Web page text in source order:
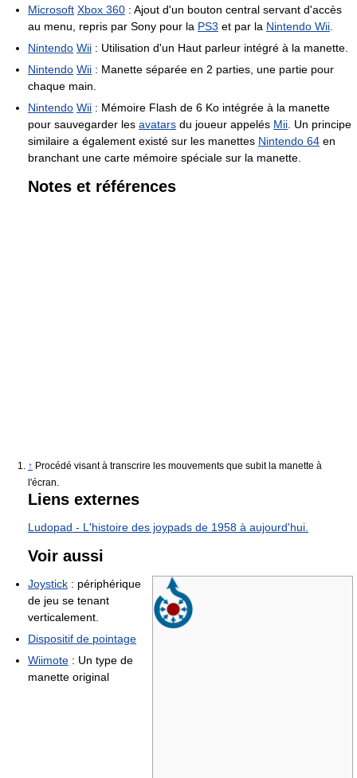
Microsoft Xbox 360 : Ajout d'un bouton central servant d'accès
au menu, repris par Sony pour la PS3 et par la Nintendo Wii
Nintendo Wii : Utilisation d'un Haut parleur intégré à la manette.
Nintendo Wii : Manette séparée en 2 parties, une partie pour
chaque main.
Nintendo Wii : Mémoire Flash de 6 Ko intégrée à la manette
pour sauvegarder les avatars du joueur appelés Mii . Un principe
similaire a également existé sur les manettes Nintendo 64 en
branchant une carte mémoire spéciale sur la manette.
Notes et références
↑ Procédé visant à transcrire les mouvements que subit la manette à
l'écran.
Liens externes
Ludopad - L'histoire des joypads de 1958 à aujourd'hui.
Voir aussi
Joystick : périphérique
de jeu se tenant
verticalement.
Dispositif de pointage
Wiimote : Un type de
manette original